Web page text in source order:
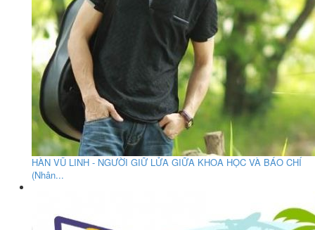
HÀN VŨ LINH - NGƯỜI GIỮ LỬA GIỮA KHOA HỌC VÀ BÁO CHÍ
(Nhân...